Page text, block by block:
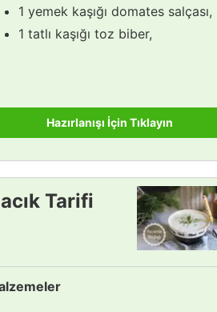
1 yemek kaşığı domates salçası,
1 tatlı kaşığı toz biber,
Hazırlanışı İçin Tıklayın
Tarifi